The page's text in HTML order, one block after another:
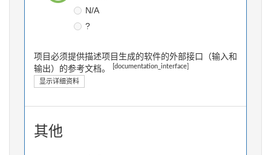
N/A
?
项目必须提供描述项目生成的软件的外部接口（输入和
输出）的参考文档。
[documentation_interface]
显示详细资料
其他